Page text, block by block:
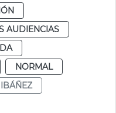
AUDIENCIAS
NORMAL